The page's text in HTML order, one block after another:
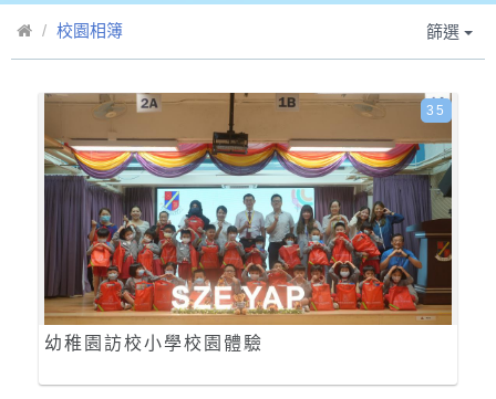
校園相簿 篩選
幼稚園訪校小學校園體驗
35